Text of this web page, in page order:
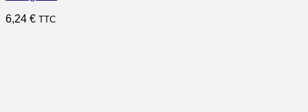
6,24 € TTC